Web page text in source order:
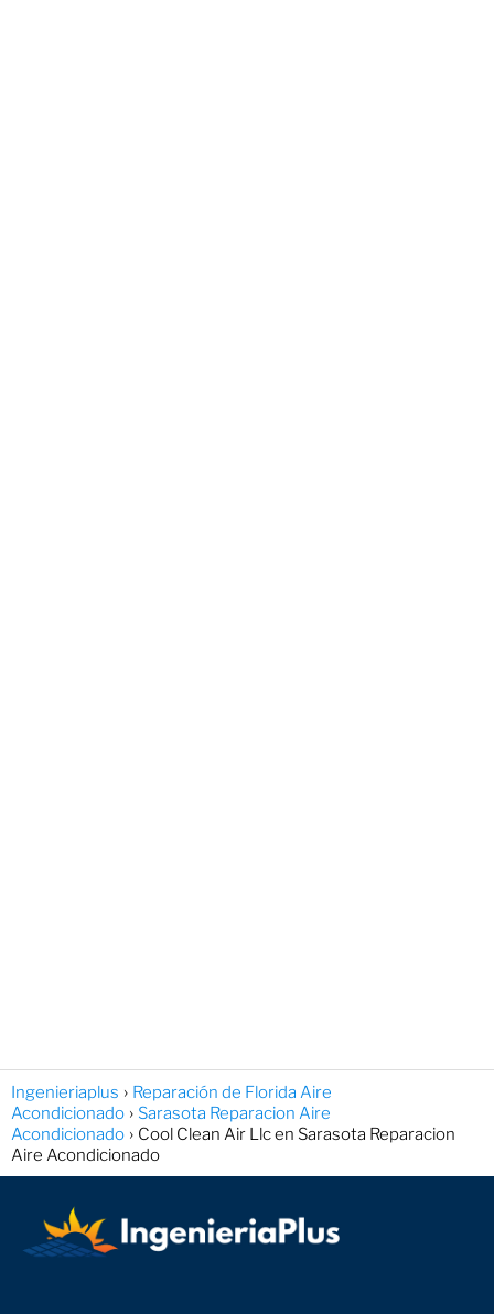
Ingenieriaplus
Reparación de Florida Aire
Acondicionado
Sarasota Reparacion Aire
Acondicionado
Cool Clean Air Llc en Sarasota Reparacion
Aire Acondicionado